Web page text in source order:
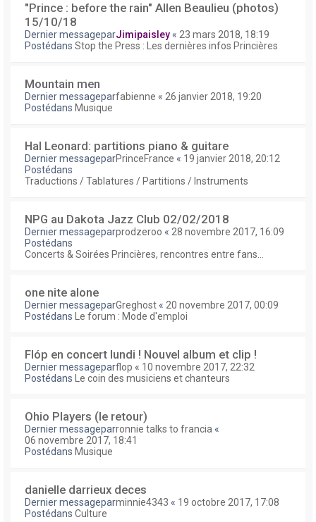
"Prince : before the rain" Allen Beaulieu (photos)
15/10/18
Dernier messageparJimipaisley « 23 mars 2018, 18:19
Postédans Stop the Press : Les dernières infos Princières
Mountain men
Dernier messageparfabienne « 26 janvier 2018, 19:20
Postédans Musique
Hal Leonard: partitions piano & guitare
Dernier messageparPrinceFrance « 19 janvier 2018, 20:12
Postédans
Traductions / Tablatures / Partitions / Instruments
NPG au Dakota Jazz Club 02/02/2018
Dernier messageparprodzeroo « 28 novembre 2017, 16:09
Postédans
Concerts & Soirées Princières, rencontres entre fans...
one nite alone
Dernier messageparGreghost « 20 novembre 2017, 00:09
Postédans
Le forum : Mode d'emploi
Flóp en concert lundi ! Nouvel album et clip !
Dernier messageparflop « 10 novembre 2017, 22:32
Postédans
Le coin des musiciens et chanteurs
Ohio Players (le retour)
Dernier messageparronnie talks to francia «
06 novembre 2017, 18:41
Postédans Musique
danielle darrieux deces
Dernier messageparminnie4343 « 19 octobre 2017, 17:08
Postédans Culture